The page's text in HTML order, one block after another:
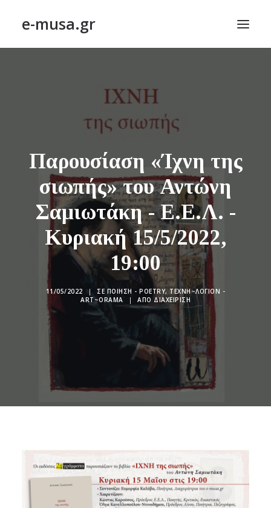
e-musa.gr
ΠΕΖΟΓΡΑΦΙΑ – PROSE
ΑΠΟΔΕΛΤΙΩΣΗ
ΣΥΝΤΑΚΤΙΚΗ ΟΜΑΔΑ
ΕΠΙΚΟΙΝΩΝΙΑ
ΑΝΑΖΉΤΗΣΗ
Παρουσίαση «Ίχνη της
σιωπής» του Αντώνη
Σαμιωτάκη - Ε.Ε.Λ. -
Κυριακή 15/5/2022,
19:00
11/05/2022 | ΣΕ ΠΟΊΗΣΗ - POETRY,ΤΕΧΝΗ~ΛΌΓΙΟΝ -
ART~ORAMA
| ΑΠΌ ΔΙΑΧΕΊΡΙΣΗ